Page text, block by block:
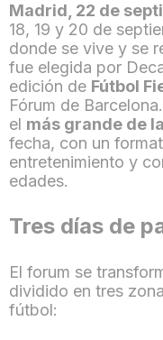
Madrid, 22 de
18, 19 y 20 de
donde se vive y se
fue elegida por
edición de Fútbol
Fórum de
el más grande de
fecha, con un
entretenimiento y
edades.
Tres días de
El forum se
dividido en tres
fútbol: